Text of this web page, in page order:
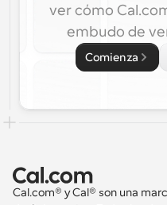
ver cómo
embudo de
Comienza
Cal.com® y Cal® son una